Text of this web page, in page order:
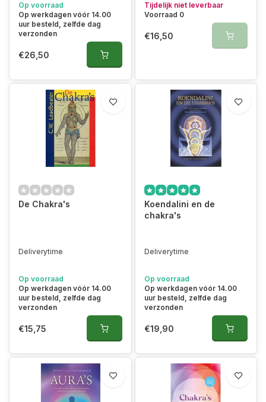
Op voorraad
Op werkdagen vóór 14.00
uur besteld, zelfde dag
verzonden
€26,50
Tijdelijk niet leverbaar
Voorraad 0
€16,50
De Chakra's
Deliverytime
Op voorraad
Op werkdagen vóór 14.00
uur besteld, zelfde dag
verzonden
€15,75
Koendalini en de
chakra's
Deliverytime
Op voorraad
Op werkdagen vóór 14.00
uur besteld, zelfde dag
verzonden
€19,90